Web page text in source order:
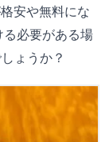
安や無料にな
必要がある場
ょうか？